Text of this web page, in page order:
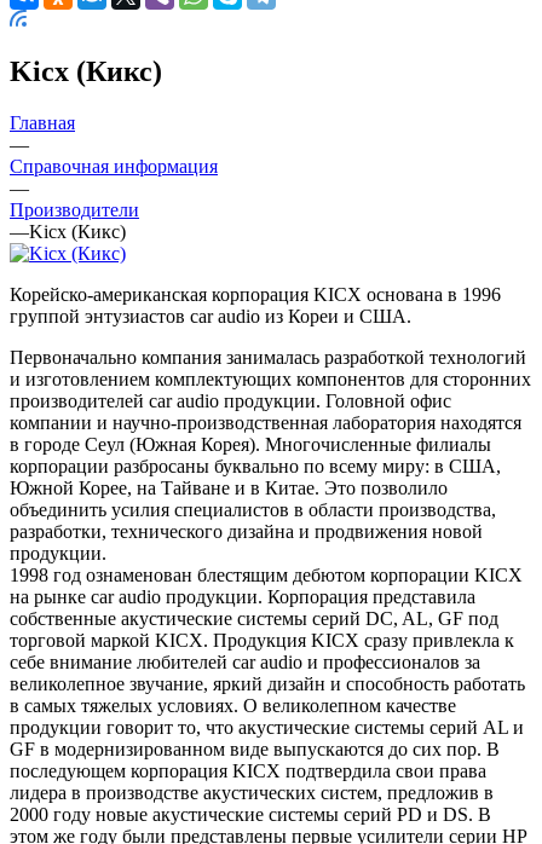
Kicx (Кикс)
Главная
—
Справочная информация
—
Производители
—Kicx (Кикс)
Корейско-американская корпорация KICX основана в 1996
группой энтузиастов car audio из Кореи и США.
Первоначально компания занималась разработкой технологий
и изготовлением комплектующих компонентов для сторонних
производителей car audio продукции. Головной офис
компании и научно-производственная лаборатория находятся
в городе Сеул (Южная Корея). Многочисленные филиалы
корпорации разбросаны буквально по всему миру: в США,
Южной Корее, на Тайване и в Китае. Это позволило
объединить усилия специалистов в области производства,
разработки, технического дизайна и продвижения новой
продукции.
1998 год ознаменован блестящим дебютом корпорации KICX
на рынке car audio продукции. Корпорация представила
собственные акустические системы серий DC, AL, GF под
торговой маркой KICX. Продукция KICX сразу привлекла к
себе внимание любителей car audio и профессионалов за
великолепное звучание, яркий дизайн и способность работать
в самых тяжелых условиях. О великолепном качестве
продукции говорит то, что акустические системы серий AL и
GF в модернизированном виде выпускаются до сих пор. В
последующем корпорация KICX подтвердила свои права
лидера в производстве акустических систем, предложив в
2000 году новые акустические системы серий PD и DS. В
этом же году были представлены первые усилители серии HP